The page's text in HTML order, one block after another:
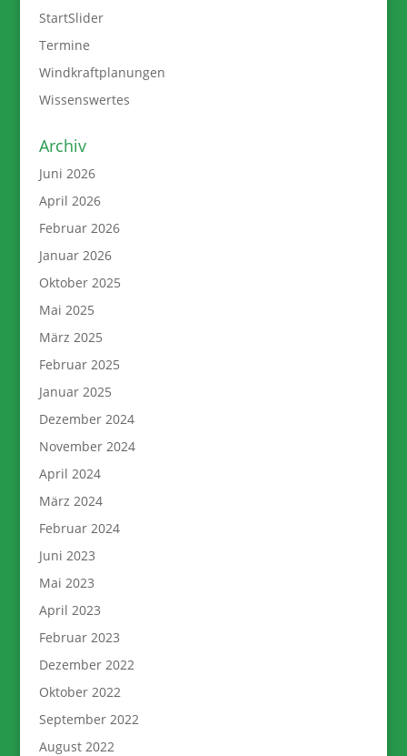
StartSlider
Termine
Windkraftplanungen
Wissenswertes
Archiv
Juni 2026
April 2026
Februar 2026
Januar 2026
Oktober 2025
Mai 2025
März 2025
Februar 2025
Januar 2025
Dezember 2024
November 2024
April 2024
März 2024
Februar 2024
Juni 2023
Mai 2023
April 2023
Februar 2023
Dezember 2022
Oktober 2022
September 2022
August 2022